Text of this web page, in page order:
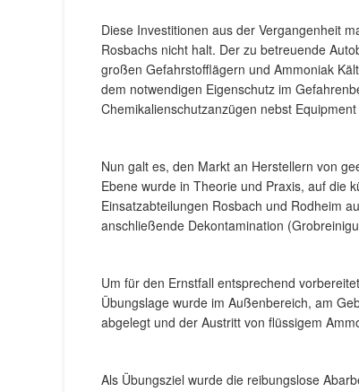
Diese Investitionen aus der Vergangenheit
Rosbachs nicht halt. Der zu betreuende
großen Gefahrstofflägern und Ammoniak
dem notwendigen Eigenschutz im
Chemikalienschutzanzügen nebst
Nun galt es, den Markt an Herstellern von
Ebene wurde in Theorie und Praxis, auf die
Einsatzabteilungen Rosbach und Rodheim
anschließende Dekontamination
Um für den Ernstfall entsprechend
Übungslage wurde im Außenbereich, am
abgelegt und der Austritt von flüssigem
Als Übungsziel wurde die reibungslose